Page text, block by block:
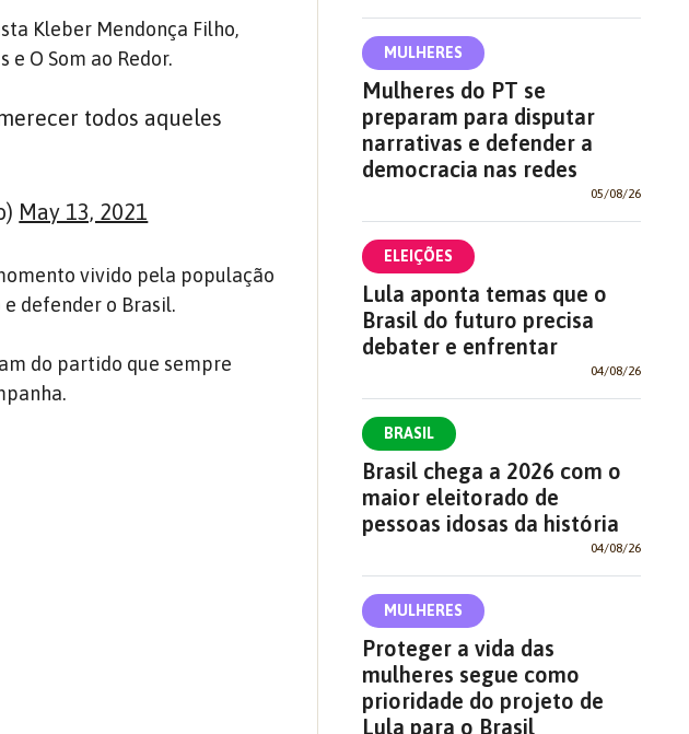
Kleber Mendonça Filho,
O Som ao Redor.
todos aqueles
May 13, 2021
vivido pela população
defender o Brasil.
do partido que sempre
MULHERES
Mulheres do PT se
preparam para disputar
narrativas e defender a
democracia nas redes
05/08/26
ELEIÇÕES
Lula aponta temas que o
Brasil do futuro precisa
debater e enfrentar
04/08/26
BRASIL
Brasil chega a 2026 com o
maior eleitorado de
pessoas idosas da história
04/08/26
MULHERES
Proteger a vida das
mulheres segue como
prioridade do projeto de
Lula para o Brasil